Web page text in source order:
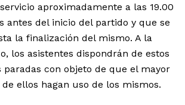
aproximadamente a las 19.00
antes del inicio del partido y que se
la finalización del mismo. A la
los asistentes dispondrán de estos
paradas con objeto de que el mayor
ellos hagan uso de los mismos.